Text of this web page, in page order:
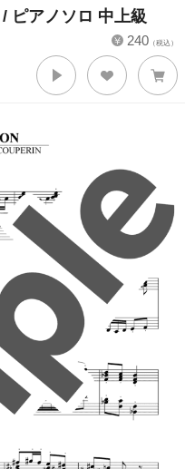
ピアノソロ 中上級
240 （税込）